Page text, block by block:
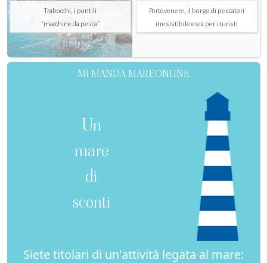
Trabocchi, i pontili
"macchine da pesca"
Portovenere, il borgo di pescatori
irresistibile esca per i turisti
MI MANDA MAREONLINE
Un
mare
di
sconti
Siete titolari di un'attività legata al mare: